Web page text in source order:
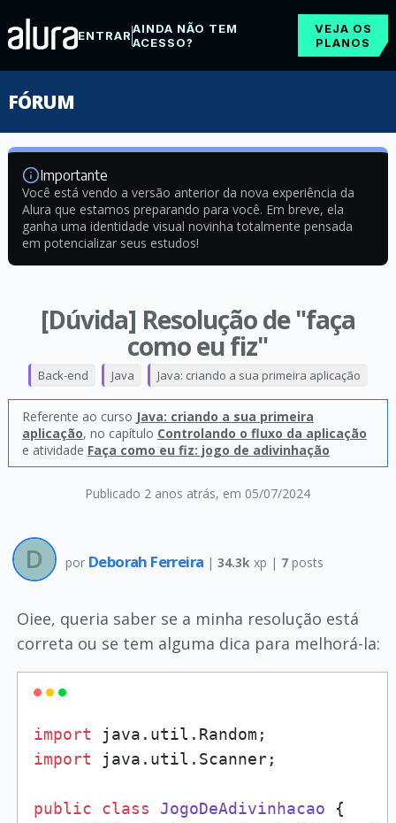
ENTRARAINDA NÃO TEM
ACESSO?
VEJA OS
PLANOS
FÓRUM
Importante
Você está vendo a versão anterior da nova experiência da
Alura que estamos preparando para você. Em breve, ela
ganha uma identidade visual novinha totalmente pensada
em potencializar seus estudos!
[Dúvida] Resolução de "faça
como eu fiz"
Publicado 2 anos atrás, em 05/07/2024
Back-end Java Java: criando a sua primeira aplicação
Referente ao curso Java: criando a sua primeira
aplicação, no capítulo Controlando o fluxo da aplicação
e atividade Faça como eu fiz: jogo de adivinhação
por Deborah Ferreira | 34.3k xp | 7posts
Oiee, queria saber se a minha resolução está
correta ou se tem alguma dica para melhorá-la:
import
import java.util.Scanner;
public class JogoDeAdivinhacao {